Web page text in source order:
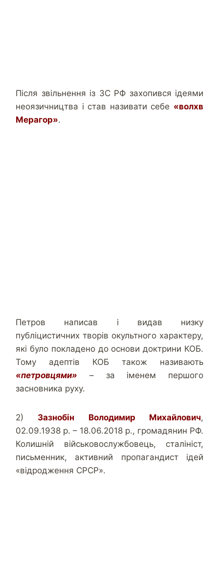
Після звільнення із ЗС РФ захопився ідеями
неоязичництва і став називати себе «волхв
Мерагор».
Петров написав і видав низку
публіцистичних творів окультного характеру,
які було покладено до основи доктрини КОБ.
Тому адептів КОБ також називають
«петровцями» – за іменем першого
засновника руху.
2) Зазнобін Володимир Михайлович,
02.09.1938 р. – 18.06.2018 р., громадянин РФ.
Колишній військовослужбовець, сталініст,
письменник, активний пропагандист ідей
«відродження СРСР».